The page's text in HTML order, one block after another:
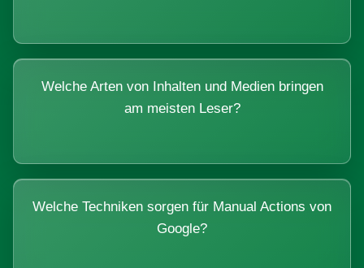
Welche Arten von Inhalten und Medien bringen
am meisten Leser?
Welche Techniken sorgen für Manual Actions von
Google?